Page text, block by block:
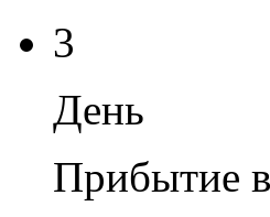
3
День
Прибытие